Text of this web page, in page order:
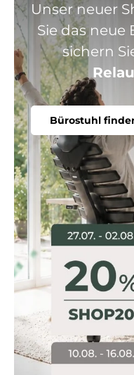
Unser neuer
Sie das neue
sichern
Bürostuhl